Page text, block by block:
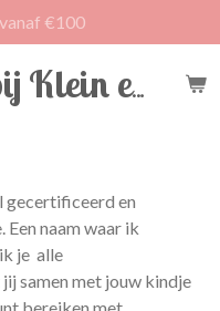
Welkom bij Klein en Koester
€100
gecertificeerd en
naam waar ik
je alle
samen met jouw kindje